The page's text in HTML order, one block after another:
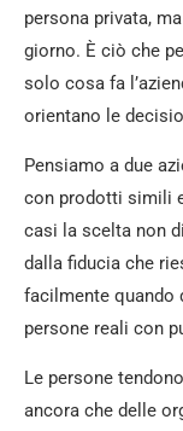
persona privata,
giorno. È ciò che
solo cosa fa
orientano le
Pensiamo a due
con prodotti simili
casi la scelta non
dalla fiducia che
facilmente quando
persone reali con
Le persone
ancora che delle